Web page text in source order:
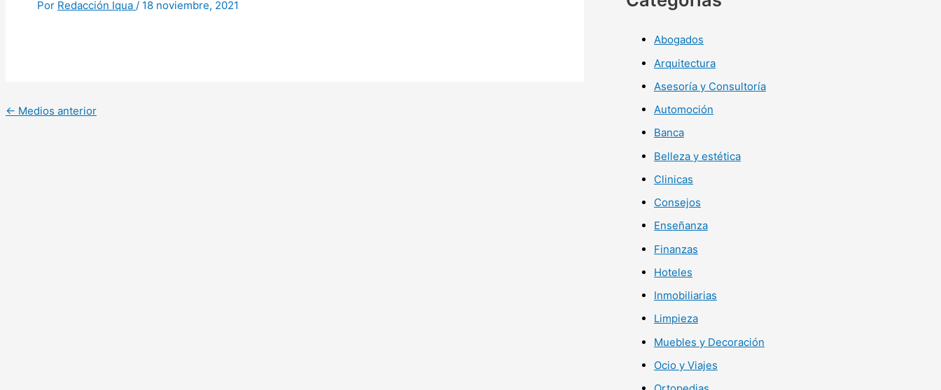
Por Redacción Iqua / 18 noviembre, 2021
← Medios anterior
Abogados
Arquitectura
Asesoría y Consultoría
Automoción
Banca
Belleza y estética
Clinicas
Consejos
Enseñanza
Finanzas
Hoteles
Inmobiliarias
Limpieza
Muebles y Decoración
Ocio y Viajes